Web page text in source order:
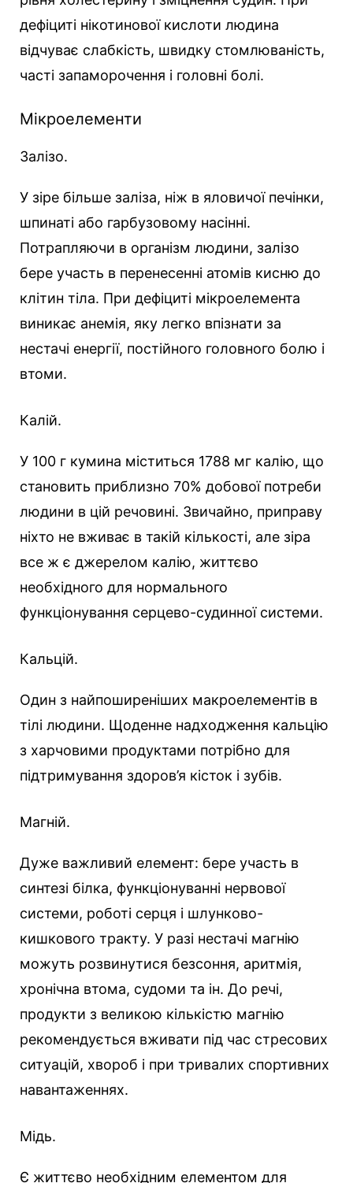
дефіциті нікотинової кислоти людина
відчуває слабкість, швидку стомлюваність,
часті запаморочення і головні болі.
Мікроелементи
Залізо.
У зіре більше заліза, ніж в яловичої печінки,
шпинаті або гарбузовому насінні.
Потрапляючи в організм людини, залізо
бере участь в перенесенні атомів кисню до
клітин тіла. При дефіциті мікроелемента
виникає анемія, яку легко впізнати за
нестачі енергії, постійного головного болю і
втоми.
Калій.
У 100 г кумина міститься 1788 мг калію, що
становить приблизно 70% добової потреби
людини в цій речовині. Звичайно, приправу
ніхто не вживає в такій кількості, але зіра
все ж є джерелом калію, життєво
необхідного для нормального
функціонування серцево-судинної системи.
Кальцій.
Один з найпоширеніших макроелементів в
тілі людини. Щоденне надходження кальцію
з харчовими продуктами потрібно для
підтримування здоров’я кісток і зубів.
Магній.
Дуже важливий елемент: бере участь в
синтезі білка, функціонуванні нервової
системи, роботі серця і шлунково-
кишкового тракту. У разі нестачі магнію
можуть розвинутися безсоння, аритмія,
хронічна втома, судоми та ін. До речі,
продукти з великою кількістю магнію
рекомендується вживати під час стресових
ситуацій, хвороб і при тривалих спортивних
навантаженнях.
Мідь.
Є життєво необхідним елементом для